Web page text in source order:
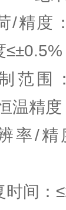
/精度
≤±0.5%
范围
温精
率/精
时间：